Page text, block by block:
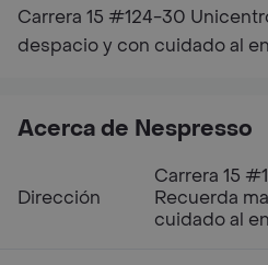
Carrera 15 #124-30
despacio y con cuidado al
Acerca de Nespresso
Dirección
Carrera 15
Recuerda
cuidado al